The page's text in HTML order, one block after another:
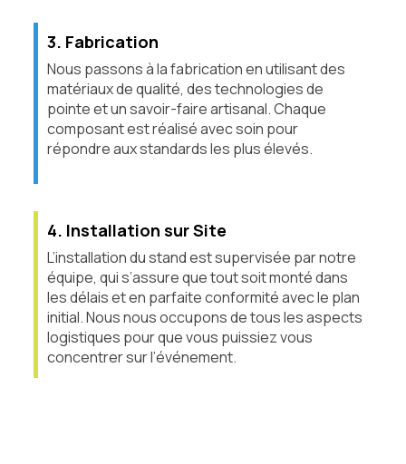
3. Fabrication
Nous passons à la fabrication en utilisant des
matériaux de qualité, des technologies de
pointe et un savoir-faire artisanal. Chaque
composant est réalisé avec soin pour
répondre aux standards les plus élevés.
4. Installation sur Site
L’installation du stand est supervisée par notre
équipe, qui s’assure que tout soit monté dans
les délais et en parfaite conformité avec le plan
initial. Nous nous occupons de tous les aspects
logistiques pour que vous puissiez vous
concentrer sur l’événement.